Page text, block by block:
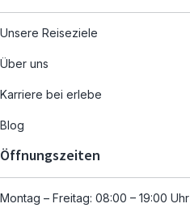
Unsere Reiseziele
Über uns
Karriere bei erlebe
Blog
Öffnungszeiten
Montag – Freitag: 08:00 – 19:00 Uhr